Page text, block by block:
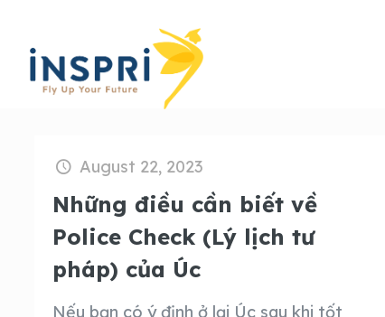
August 22, 2023
Những điều cần biết về
Police Check (Lý lịch tư
pháp) của Úc
Nếu bạn có ý định ở lại Úc sau khi tốt